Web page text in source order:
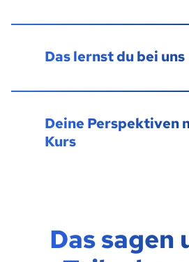
Das lernst du bei uns
Deine Perspektiven
Kurs
Das sagen